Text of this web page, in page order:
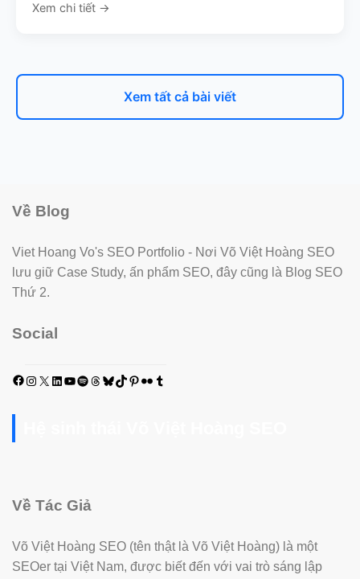
Xem chi tiết →
Xem tất cả bài viết
Về Blog
Viet Hoang Vo's SEO Portfolio - Nơi Võ Việt Hoàng SEO
lưu giữ Case Study, ấn phẩm SEO, đây cũng là Blog SEO
Thứ 2.
Social
Facebook
Instagram
X LinkedIn
YouTube
Spotify
Threads
Bluesky
TikTok
Pinterest
Flickr
Về Tác Giả
Võ Việt Hoàng SEO (tên thật là Võ Việt Hoàng) là một
SEOer tại Việt Nam, được biết đến với vai trò sáng lập